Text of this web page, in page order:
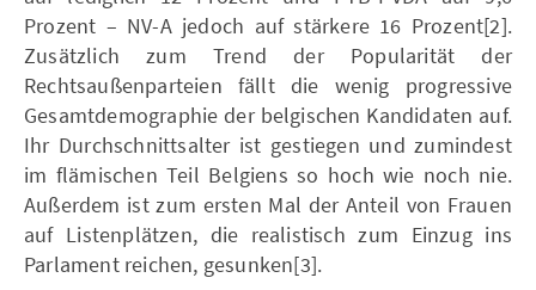
Prozent – NV-A jedoch auf stärkere 16 Prozent[2].
Zusätzlich zum Trend der Popularität der
Rechtsaußenparteien fällt die wenig progressive
Gesamtdemographie der belgischen Kandidaten auf.
Ihr Durchschnittsalter ist gestiegen und zumindest
im flämischen Teil Belgiens so hoch wie noch nie.
Außerdem ist zum ersten Mal der Anteil von Frauen
auf Listenplätzen, die realistisch zum Einzug ins
Parlament reichen, gesunken[3].